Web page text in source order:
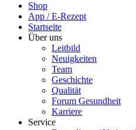
Shop
App / E-Rezept
Startseite
Über uns
Leitbild
Neuigkeiten
Team
Geschichte
Qualität
Forum Gesundheit
Karriere
Service